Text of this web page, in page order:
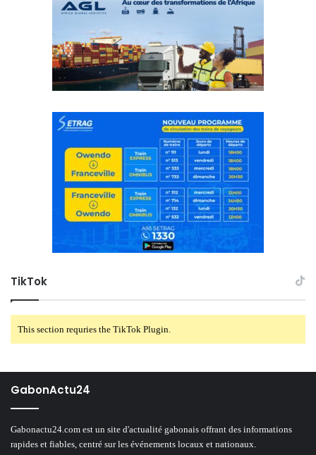
TikTok
This section requries the TikTok Plugin.
GabonActu24
Gabonactu24.com est un site d'actualité gabonais offrant des informations
rapides et fiables, centré sur les événements locaux et nationaux.